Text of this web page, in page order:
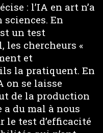
: l’IA en art n’a
sciences. En
un test
les chercheurs «
et
la pratiquent. En
on se laisse
de la production
du mal à nous
le test d’efficacité